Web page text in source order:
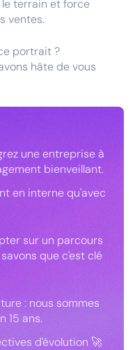
terrain et force
ventes.
portrait ?
hâte de vous
une entreprise à
bienveillant.
en interne qu'avec
sur un parcours
que c'est clé
: nous sommes
15 ans.
d'évolution 🚀